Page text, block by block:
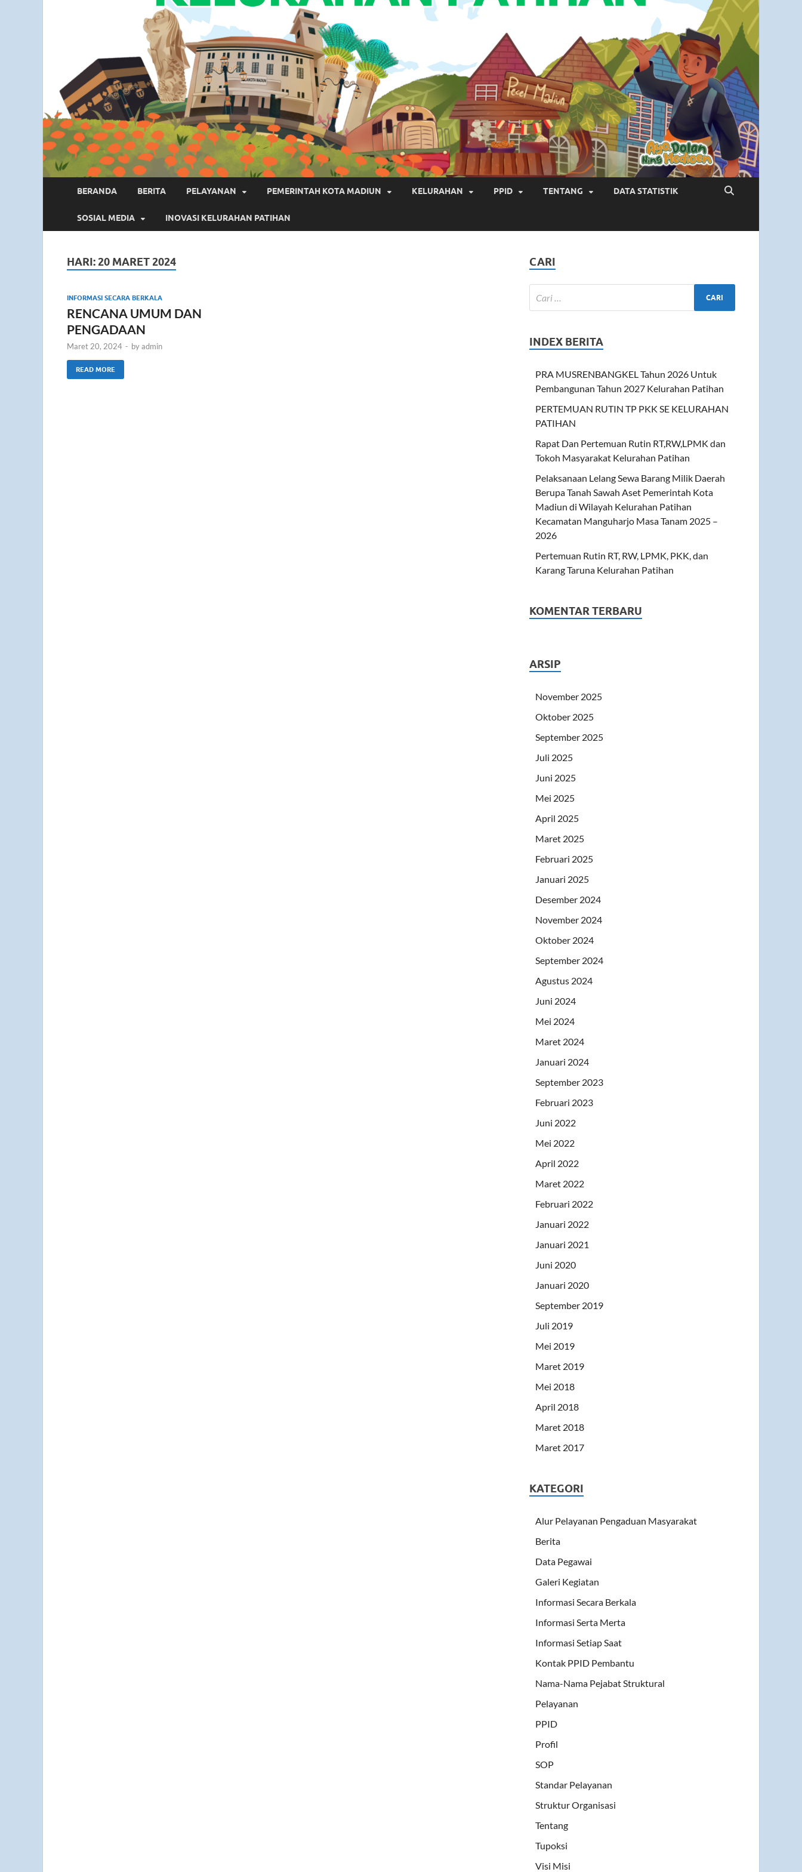
BERANDA BERITA PELAYANAN PEMERINTAH KOTA MADIUN KELURAHAN PPID TENTANG DATA STATISTIK
SOSIAL MEDIA INOVASI KELURAHAN PATIHAN
HARI:20 MARET 2024
INFORMASI SECARA BERKALA
RENCANA UMUM DAN
PENGADAAN
Maret 20, 2024 - byadmin
READ MORE
CARI
INDEX BERITA
PRA MUSRENBANGKEL Tahun 2026 Untuk
Pembangunan Tahun 2027 Kelurahan Patihan
PERTEMUAN RUTIN TP PKK SE KELURAHAN
PATIHAN
Rapat Dan Pertemuan Rutin RT,RW,LPMK dan
Tokoh Masyarakat Kelurahan Patihan
Pelaksanaan Lelang Sewa Barang Milik Daerah
Berupa Tanah Sawah Aset Pemerintah Kota
Madiun di Wilayah Kelurahan Patihan
Kecamatan Manguharjo Masa Tanam 2025 –
2026
Pertemuan Rutin RT, RW, LPMK, PKK, dan
Karang Taruna Kelurahan Patihan
KOMENTAR TERBARU
ARSIP
November 2025
Oktober 2025
September 2025
Juli 2025
Juni 2025
Mei 2025
April 2025
Maret 2025
Februari 2025
Januari 2025
Desember 2024
November 2024
Oktober 2024
September 2024
Agustus 2024
Juni 2024
Mei 2024
Maret 2024
Januari 2024
September 2023
Februari 2023
Juni 2022
Mei 2022
April 2022
Maret 2022
Februari 2022
Januari 2022
Januari 2021
Juni 2020
Januari 2020
September 2019
Juli 2019
Mei 2019
Maret 2019
Mei 2018
April 2018
Maret 2018
Maret 2017
KATEGORI
Alur Pelayanan Pengaduan Masyarakat
Berita
Data Pegawai
Galeri Kegiatan
Informasi Secara Berkala
Informasi Serta Merta
Informasi Setiap Saat
Kontak PPID Pembantu
Nama-Nama Pejabat Struktural
Pelayanan
PPID
Profil
SOP
Standar Pelayanan
Struktur Organisasi
Tentang
Tupoksi
Visi Misi